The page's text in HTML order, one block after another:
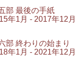
部 最後の手紙
年1月 - 2017年12月
部 終わりの始まり
年1月 - 2021年12月